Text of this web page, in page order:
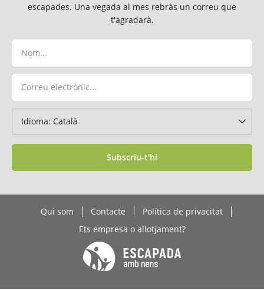
escapades. Una vegada al mes rebràs un correu que
t'agradarà.
Subscriu-t'hi
Qui som Contacte
Política de privacitat
Ets empresa o allotjament?